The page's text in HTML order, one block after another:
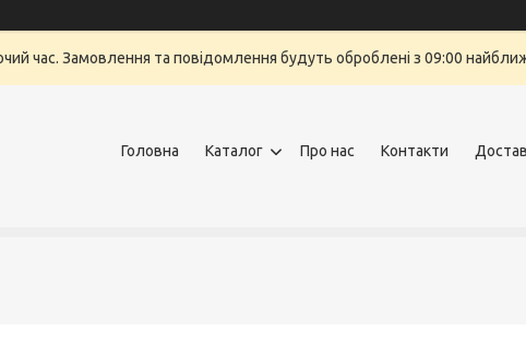
час. Замовлення та повідомлення будуть оброблені з 09:00
Головна Каталог Про нас Контакти